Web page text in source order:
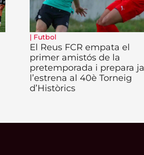
| Futbol
El Reus FCR empata el
primer amistós de la
pretemporada i prepara ja
l’estrena al 40è Torneig
d’Històrics